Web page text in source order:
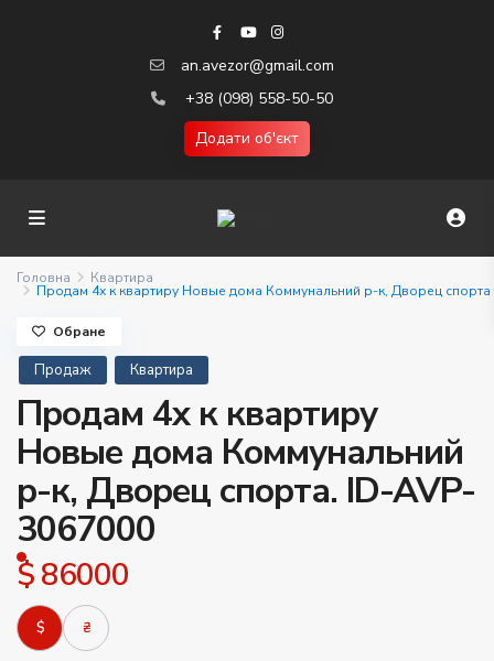
an.avezor@gmail.com
+38 (098) 558-50-50
Додати об'єкт
Головна Квартира
Продам 4х к квартиру Новые дома Коммунальний р-к, Дворец спорта
Продаж Квартира
Продам 4х к квартиру
Новые дома Коммунальний
р-к, Дворец спорта. ID-AVP-
3067000
$ 86000
$ ₴
Обране